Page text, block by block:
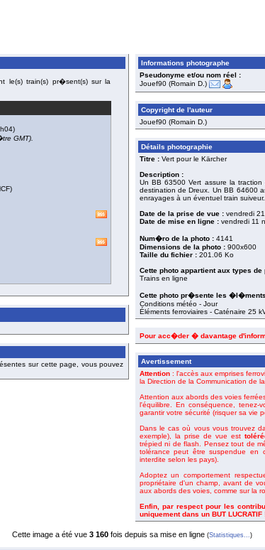
le(s) train(s) pr�sent(s) sur la
GMT).
sur cette page, vous pouvez
Informations photographe
Pseudonyme et/ou nom réel :
Jouef90 (Romain D.)
Copyright de l'auteur
Jouef90 (Romain D.)
Détails photographie
Titre :Vert pour le Kärcher
Description :
Un BB 63500 Vert assure la
destination de Dreux. Un BB 64600
enrayages à un éventuel train suiveur.
Date de la prise de vue : vendredi
Date de mise en ligne : vendredi 11
Num�ro de la photo :4141
Dimensions de la photo :900x600
Taille du fichier :201.06 Ko
Cette photo appartient aux types de
Trains en ligne
Cette photo pr�sente les
Conditions météo - Jour
Éléments ferroviaires - Caténaire 25
Pour acc�der � davantage
Avertissement
Attention: l'accès aux emprises
la Direction de la Communication de
Attention aux abords des voies
l'équilibre. En conséquence, tenez-
garantir votre sécurité (risquer sa vie
Dans le cas où vous vous trouvez
exemple), la prise de vue est
trépied ni de flash. Pensez tout de
tolérance peut être suspendue en
interdite selon les pays).
Adoptez un comportement
propriétaire d'un champ, avant de
aux abords des voies, comme sur la
Enfin, par respect pour les
uniquement dans un BUT LUCRATIF
Cette image a été vue 3 160fois depuis sa mise en ligne (Statistiques...)